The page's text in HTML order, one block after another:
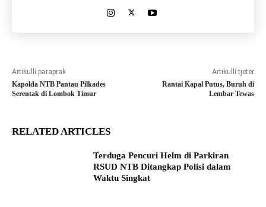
Artikulli paraprak
Kapolda NTB Pantau Pilkades
Serentak di Lombok Timur
Artikulli tjetër
Rantai Kapal Putus, Buruh di
Lembar Tewas
RELATED ARTICLES
Terduga Pencuri Helm di Parkiran
RSUD NTB Ditangkap Polisi dalam
Waktu Singkat